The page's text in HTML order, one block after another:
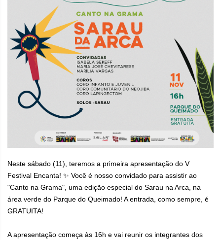
Neste sábado (11), teremos a primeira apresentação do V
Festival Encanta! ✨ Você é nosso convidado para assistir ao
"Canto na Grama", uma edição especial do Sarau na Arca, na
área verde do Parque do Queimado! A entrada, como sempre, é
GRATUITA!
A apresentação começa às 16h e vai reunir os integrantes dos